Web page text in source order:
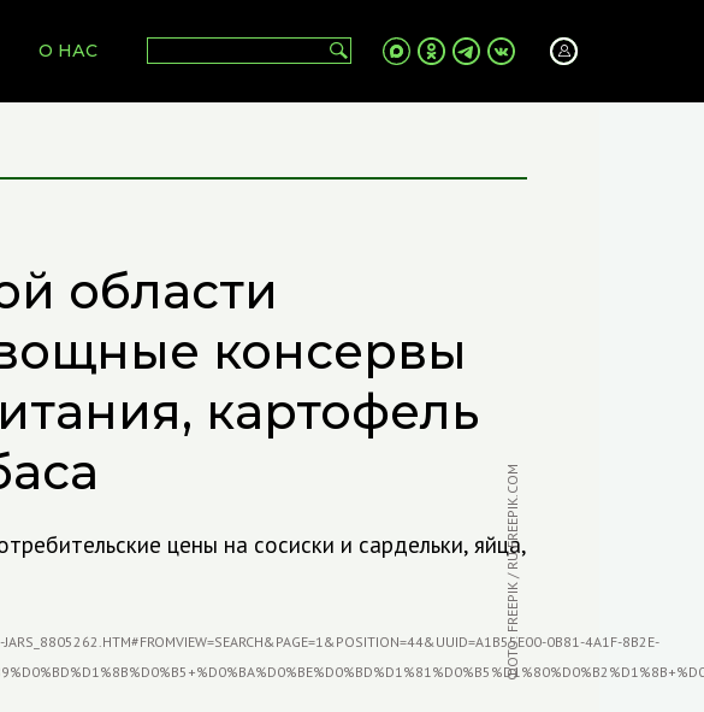
О НАС
области
консервы
картофель
цены на сосиски и сардельки, яйца,
ФОТО: FREEPIK / RU.FREEPIK.COM